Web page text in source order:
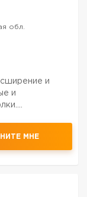
обл.
и
и
б...
МНЕ